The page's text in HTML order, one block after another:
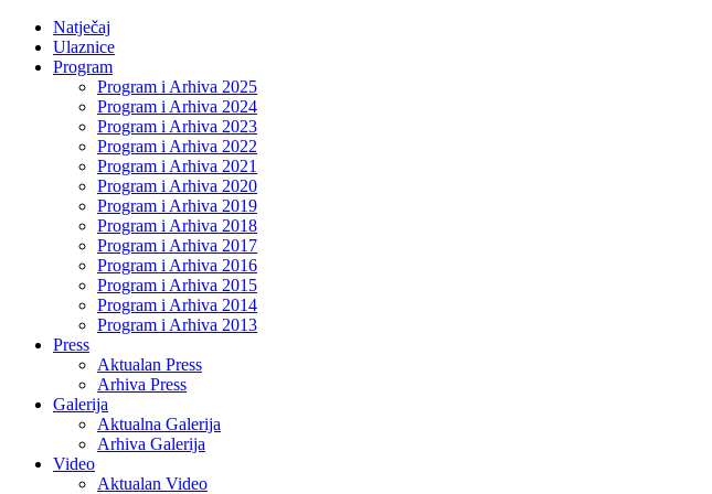
Natječaj
Ulaznice
Program
Program i Arhiva 2025
Program i Arhiva 2024
Program i Arhiva 2023
Program i Arhiva 2022
Program i Arhiva 2021
Program i Arhiva 2020
Program i Arhiva 2019
Program i Arhiva 2018
Program i Arhiva 2017
Program i Arhiva 2016
Program i Arhiva 2015
Program i Arhiva 2014
Program i Arhiva 2013
Press
Aktualan Press
Arhiva Press
Galerija
Aktualna Galerija
Arhiva Galerija
Video
Aktualan Video